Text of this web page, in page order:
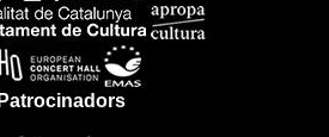
Patrocinadors